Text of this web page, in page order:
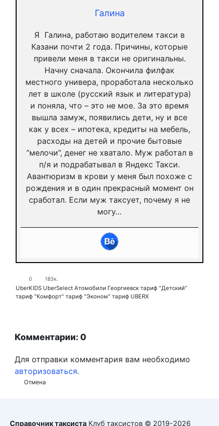
Галина
Я Галина, работаю водителем такси в
Казани почти 2 года. Причины, которые
привели меня в такси не оригинальны.
Начну сначала. Окончила филфак
местного универа, проработала несколько
лет в школе (русский язык и литература)
и поняла, что – это не мое. За это время
вышла замуж, появились дети, ну и все
как у всех – ипотека, кредиты на мебель,
расходы на детей и прочие бытовые
“мелочи”, денег не хватало. Муж работал в
п/я и подрабатывал в Яндекс Такси.
Авантюризм в крови у меня был похоже с
рождения и в один прекрасный момент он
сработал. Если муж таксует, почему я не
могу…
0 183к.
UberKIDS UberSelect Атомобили Георгиевск тариф "Детский"
тариф "Комфорт" тариф "Эконом" тариф UBERX
Комментарии: 0
Отмена
Для отправки комментария вам необходимо
авторизоваться.
Справочник таксиста Клуб таксистов © 2019-2026